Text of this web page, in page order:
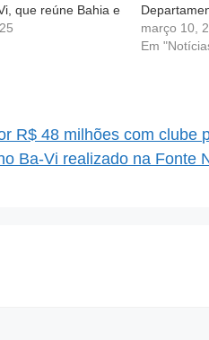
que reúne Bahia e
um jogo cheio de
Para os
Bahia se
no
março 10,
Em
R$ 48 milhões com clube
Ba-Vi realizado na Fonte